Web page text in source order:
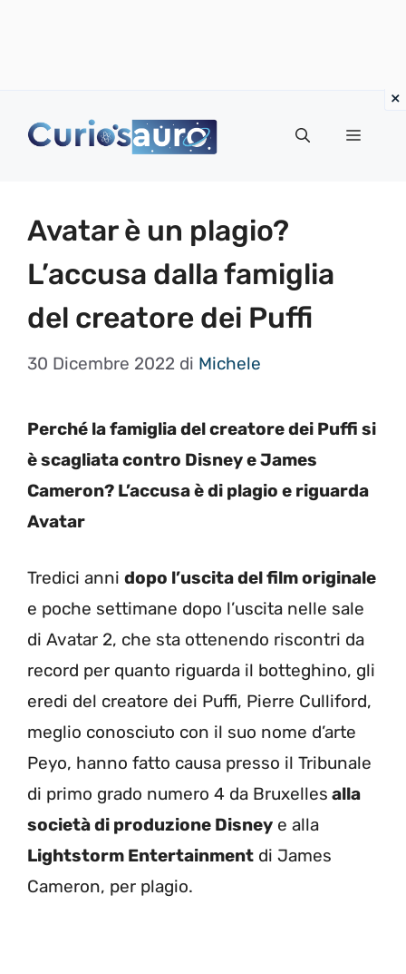
Menu
Avatar è un plagio?
L’accusa dalla famiglia
del creatore dei Puffi
30 Dicembre 2022 di Michele
Perché la famiglia del creatore dei Puffi si
è scagliata contro Disney e James
Cameron? L’accusa è di plagio e riguarda
Avatar
Tredici anni dopo l’uscita del film originale
e poche settimane dopo l’uscita nelle sale
di Avatar 2, che sta ottenendo riscontri da
record per quanto riguarda il botteghino, gli
eredi del creatore dei Puffi, Pierre Culliford,
meglio conosciuto con il suo nome d’arte
Peyo, hanno fatto causa presso il Tribunale
di primo grado numero 4 da Bruxelles alla
società di produzione Disney e alla
Lightstorm Entertainment di James
Cameron, per plagio.